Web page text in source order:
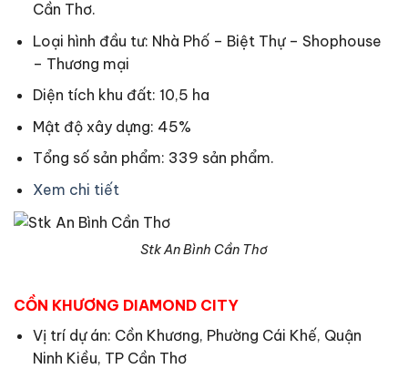
Cần Thơ.
Loại hình đầu tư: Nhà Phố – Biệt Thự – Shophouse
– Thương mại
Diện tích khu đất: 10,5 ha
Mật độ xây dựng: 45%
Tổng số sản phẩm: 339 sản phẩm.
Xem chi tiết
Stk An Bình Cần Thơ
CỒN KHƯƠNG DIAMOND CITY
Vị trí dự án: Cồn Khương, Phường Cái Khế, Quận
Ninh Kiều, TP Cần Thơ